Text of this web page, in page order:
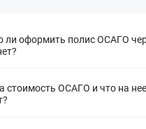
ли оформить полис ОСАГО
стоимость ОСАГО и что на нее